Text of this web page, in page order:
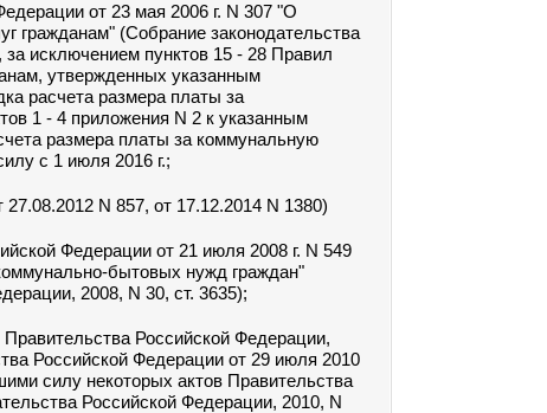
от 23 мая 2006 г. N 307 "О
гражданам" (Собрание законодательства
исключением пунктов 15 - 28 Правил
утвержденных указанным
расчета размера платы за
1 - 4 приложения N 2 к указанным
размера платы за коммунальную
с 1 июля 2016 г.;
N 857, от 17.12.2014 N 1380)
Федерации от 21 июля 2008 г. N 549
бытовых нужд граждан"
2008, N 30, ст. 3635);
Российской Федерации,
Российской Федерации от 29 июля 2010
силу некоторых актов Правительства
Российской Федерации, 2010, N